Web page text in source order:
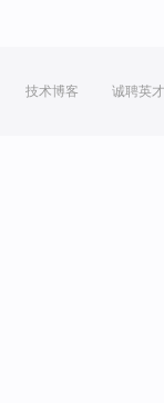
技术博客 诚聘英才